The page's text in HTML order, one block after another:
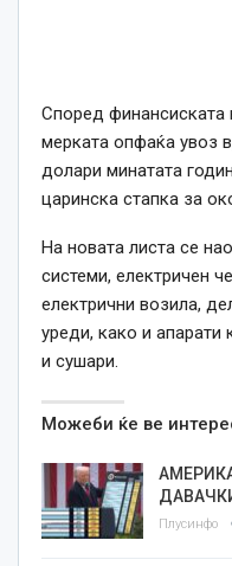
Според финансиската
мерката опфаќа увоз
долари минатата
царинска стапка за
На новата листа се
системи, електричен
електрични возила,
уреди, како и
и сушари.
Можеби ќе ве
Плусинфо